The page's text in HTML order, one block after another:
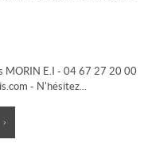
MORIN E.I - 04 67 27 20 00
- N'hésitez...